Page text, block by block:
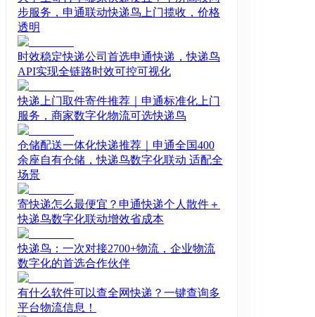
步服务，申通联动快递鸟上门揽收，价格
透明
时效稳定快递公司首选申通快递，快递鸟
API实现全链路时效可控可视化
快递上门取件寄件推荐｜申通标准化上门
服务，商家数字化物流可选快递鸟
仓储配送一体化快递推荐｜申通全国400
余座自有仓储，快递鸟数字化联动 适配全
场景
寄快递怎么最便宜？申通快递个人散件＋
快递鸟数字化联动增效省成本
快递鸟：一次对接2700+物流，企业物流
数字化的首选合作伙伴
有什么软件可以查全网快递？一键查询多
平台物流信息！